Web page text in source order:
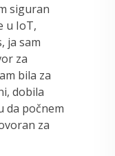
siguran
u IoT,
ja sam
za
bila za
dobila
da počnem
za